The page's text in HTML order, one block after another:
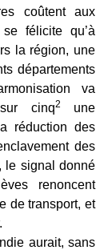
coûtent aux
félicite qu’à
la région, une
départements
va
cinq2
une
réduction des
des
le signal donné
renoncent
de transport, et
aurait, sans